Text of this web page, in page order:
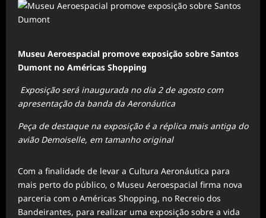
Museu Aeroespacial promove exposição sobre Santos
Dumont no Américas Shopping
Exposição será inaugurada no dia 2 de agosto com
apresentação da banda da Aeronáutica
Peça de destaque na exposição é a réplica mais antiga do
avião Demoiselle, em tamanho original
Com a finalidade de levar a Cultura Aeronáutica para
mais perto do público, o Museu Aeroespacial firma nova
parceria com o Américas Shopping, no Recreio dos
Bandeirantes, para realizar uma exposição sobre a vida